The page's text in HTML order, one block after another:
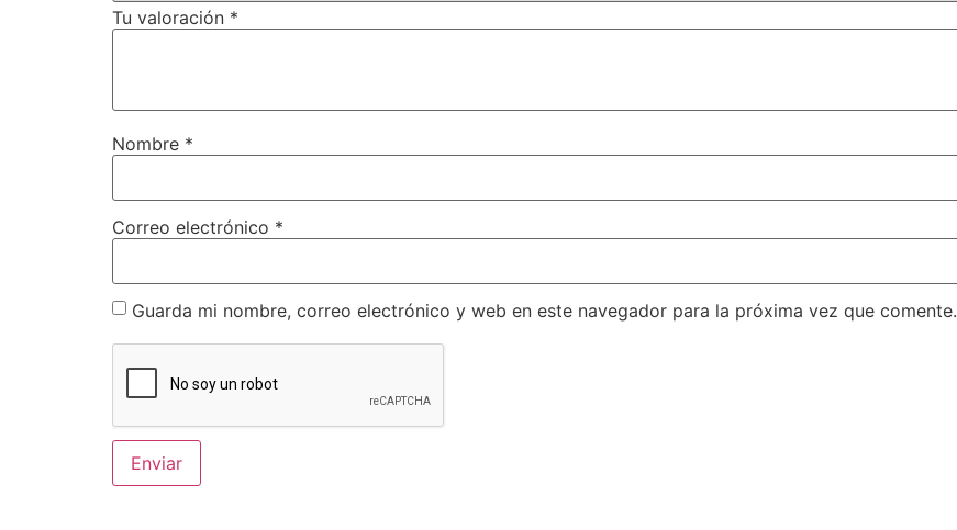
Tu valoración *
Nombre *
Correo electrónico *
Guarda mi nombre, correo electrónico y web en este navegador para la próxima vez que comente.